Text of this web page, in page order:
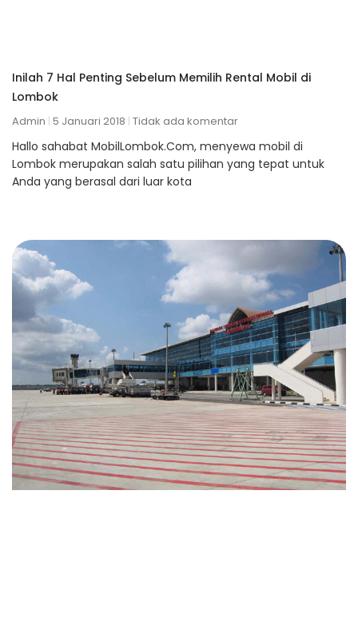
Inilah 7 Hal Penting Sebelum Memilih Rental Mobil di
Lombok
Admin 5 Januari 2018 Tidak ada komentar
Hallo sahabat MobilLombok.Com, menyewa mobil di
Lombok merupakan salah satu pilihan yang tepat untuk
Anda yang berasal dari luar kota